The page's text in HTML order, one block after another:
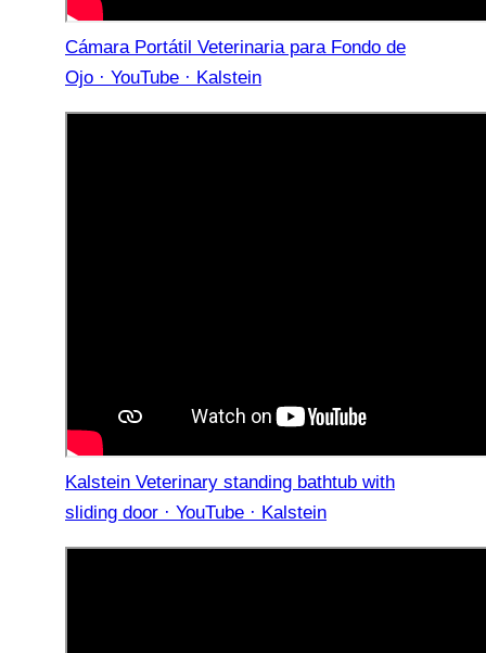
Cámara Portátil Veterinaria para Fondo de
Ojo · YouTube · Kalstein
Kalstein Veterinary standing bathtub with
sliding door · YouTube · Kalstein